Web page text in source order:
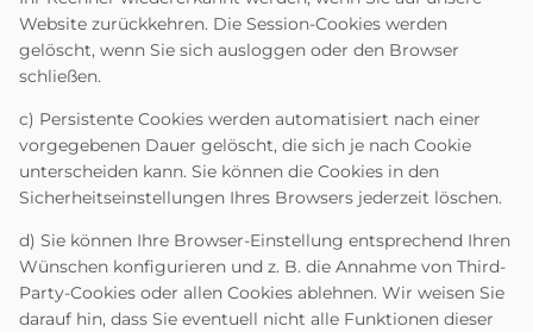
Website zurückkehren. Die Session-Cookies werden
gelöscht, wenn Sie sich ausloggen oder den Browser
schließen.
c) Persistente Cookies werden automatisiert nach einer
vorgegebenen Dauer gelöscht, die sich je nach Cookie
unterscheiden kann. Sie können die Cookies in den
Sicherheitseinstellungen Ihres Browsers jederzeit löschen.
d) Sie können Ihre Browser-Einstellung entsprechend Ihren
Wünschen konfigurieren und z. B. die Annahme von Third-
Party-Cookies oder allen Cookies ablehnen. Wir weisen Sie
darauf hin, dass Sie eventuell nicht alle Funktionen dieser